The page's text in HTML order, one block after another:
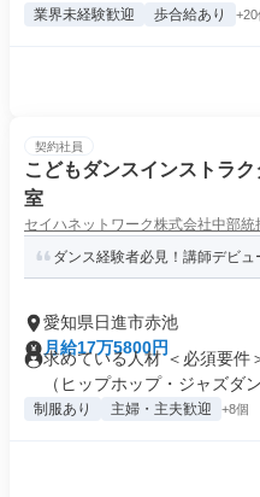
業界未経験歓迎 歩合給あり +20
契約社員
こどもダンスインストラ
室
セイハネットワーク株式会社中部統
ダンス経験者必⾒！講師デビ
愛知県日進市赤池
月給17万5800円
求めている人材 ＜必須要件
（ヒップホップ・ジャズダン
制服あり 主婦・主夫歓迎 +8個